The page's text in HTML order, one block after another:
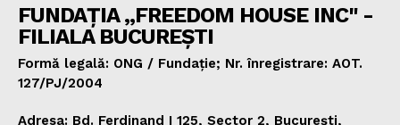
FUNDAȚIA „FREEDOM HOUSE INC" -
FILIALA BUCUREȘTI
Formă legală: ONG / Fundație; Nr. înregistrare: AOT.
127/PJ/2004
Adresa: Bd. Ferdinand I 125, Sector 2, București,